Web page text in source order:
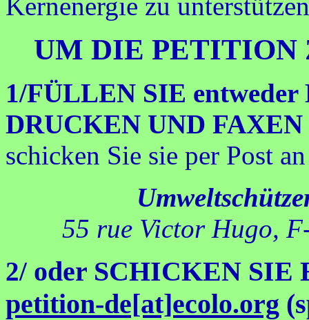
UM DIE PETITION
1/FÜLLEN SIE
DRUCKEN UND FAXEN
schicken Sie sie per Post
55 rue Victor Hugo,
2/ oder SCHICKEN
petition-de[at]ecolo.org